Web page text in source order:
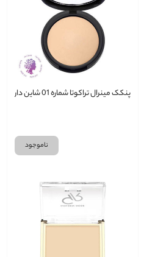
پنکک مینرال تراکوتا شماره 01 شاین دار
ناموجود